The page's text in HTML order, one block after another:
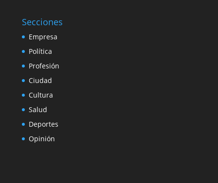
Secciones
Empresa
Política
Profesión
Ciudad
Cultura
Salud
Deportes
Opinión